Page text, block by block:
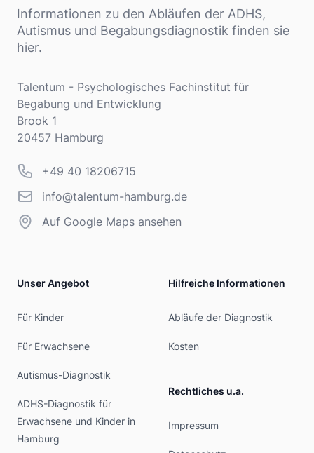
Informationen zu den Abläufen der ADHS,
Autismus und Begabungsdiagnostik finden sie
hier.
Adresse
Talentum - Psychologisches Fachinstitut für
Begabung und Entwicklung
Brook 1
20457 Hamburg
Telefonnummer
+49 40 18206715
info@talentum-hamburg.de
info@talentum-hamburg.de
Auf Google Maps ansehen
Unser Angebot
Für Kinder
Für Erwachsene
Autismus-Diagnostik
ADHS-Diagnostik für
Erwachsene und Kinder in
Hamburg
Hilfreiche Informationen
Abläufe der Diagnostik
Kosten
Rechtliches u.a.
Impressum